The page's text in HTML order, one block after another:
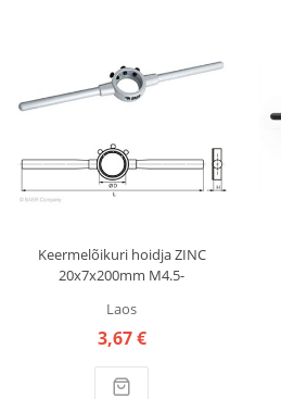
Keermelõikuri hoidja ZINC
20x7x200mm M4.5-
BAER
Laos
3,67 €